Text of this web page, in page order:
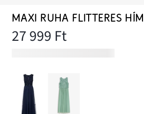
MAXI RUHA FLITTERES
27 999 Ft